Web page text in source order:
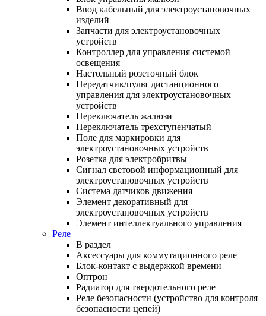
Ввод кабельный для электроустановочных
изделий
Запчасти для электроустановочных
устройств
Контроллер для управления системой
освещения
Настольный розеточный блок
Передатчик/пульт дистанционного
управления для электроустановочных
устройств
Переключатель жалюзи
Переключатель трехступенчатый
Поле для маркировки для
электроустановочных устройств
Розетка для электробритвы
Сигнал световой информационный для
электроустановочных устройств
Система датчиков движения
Элемент декоративный для
электроустановочных устройств
Элемент интеллектуального управления
Реле
В раздел
Аксессуары для коммутационного реле
Блок-контакт с выдержкой времени
Оптрон
Радиатор для твердотельного реле
Реле безопасности (устройство для контроля
безопасности цепей)